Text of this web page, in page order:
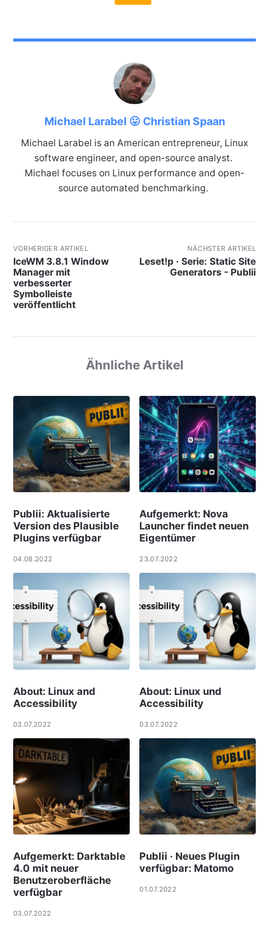
Michael Larabel 😛 Christian Spaan
Michael Larabel is an American entrepreneur, Linux
software engineer, and open-source analyst.
Michael focuses on Linux performance and open-
source automated benchmarking.
VORHERIGER ARTIKEL
IceWM 3.8.1 Window
Manager mit
verbesserter
Symbolleiste
veröffentlicht
NÄCHSTER ARTIKEL
Leset!p · Serie: Static Site
Generators - Publii
Ähnliche Artikel
Publii: Aktualisierte
Version des Plausible
Plugins verfügbar
04.08.2022
Aufgemerkt: Nova
Launcher findet neuen
Eigentümer
23.07.2022
About: Linux and
Accessibility
03.07.2022
About: Linux und
Accessibility
03.07.2022
Aufgemerkt: Darktable
4.0 mit neuer
Benutzeroberfläche
verfügbar
03.07.2022
Publii · Neues Plugin
verfügbar: Matomo
01.07.2022